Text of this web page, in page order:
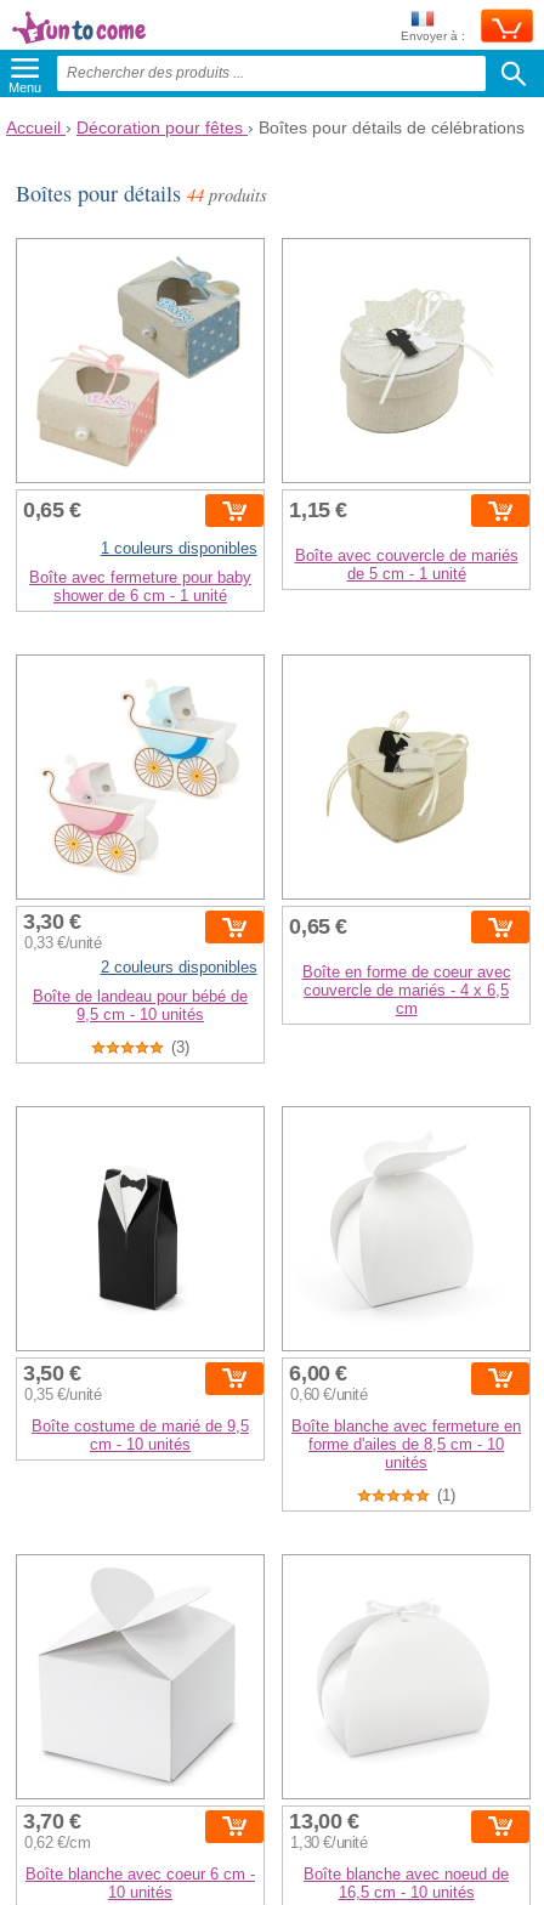
Envoyer à :
Menu
Accueil › Décoration pour fêtes › Boîtes pour détails de célébrations
Boîtes pour détails44 produits
0,65 €
1 couleurs disponibles
Boîte avec fermeture pour baby
shower de 6 cm - 1 unité
1,15 €
Boîte avec couvercle de mariés
de 5 cm - 1 unité
3,30 €
0,33 €/unité
2 couleurs disponibles
Boîte de landeau pour bébé de
9,5 cm - 10 unités
(3)
0,65 €
Boîte en forme de coeur avec
couvercle de mariés - 4 x 6,5
cm
3,50 €
0,35 €/unité
Boîte costume de marié de 9,5
cm - 10 unités
6,00 €
0,60 €/unité
Boîte blanche avec fermeture en
forme d'ailes de 8,5 cm - 10
unités
(1)
3,70 €
0,62 €/cm
Boîte blanche avec coeur 6 cm -
10 unités
13,00 €
1,30 €/unité
Boîte blanche avec noeud de
16,5 cm - 10 unités